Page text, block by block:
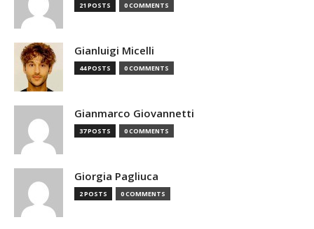
21 POSTS 0 COMMENTS
Gianluigi Micelli
44 POSTS 0 COMMENTS
Gianmarco Giovannetti
37 POSTS 0 COMMENTS
Giorgia Pagliuca
2 POSTS 0 COMMENTS